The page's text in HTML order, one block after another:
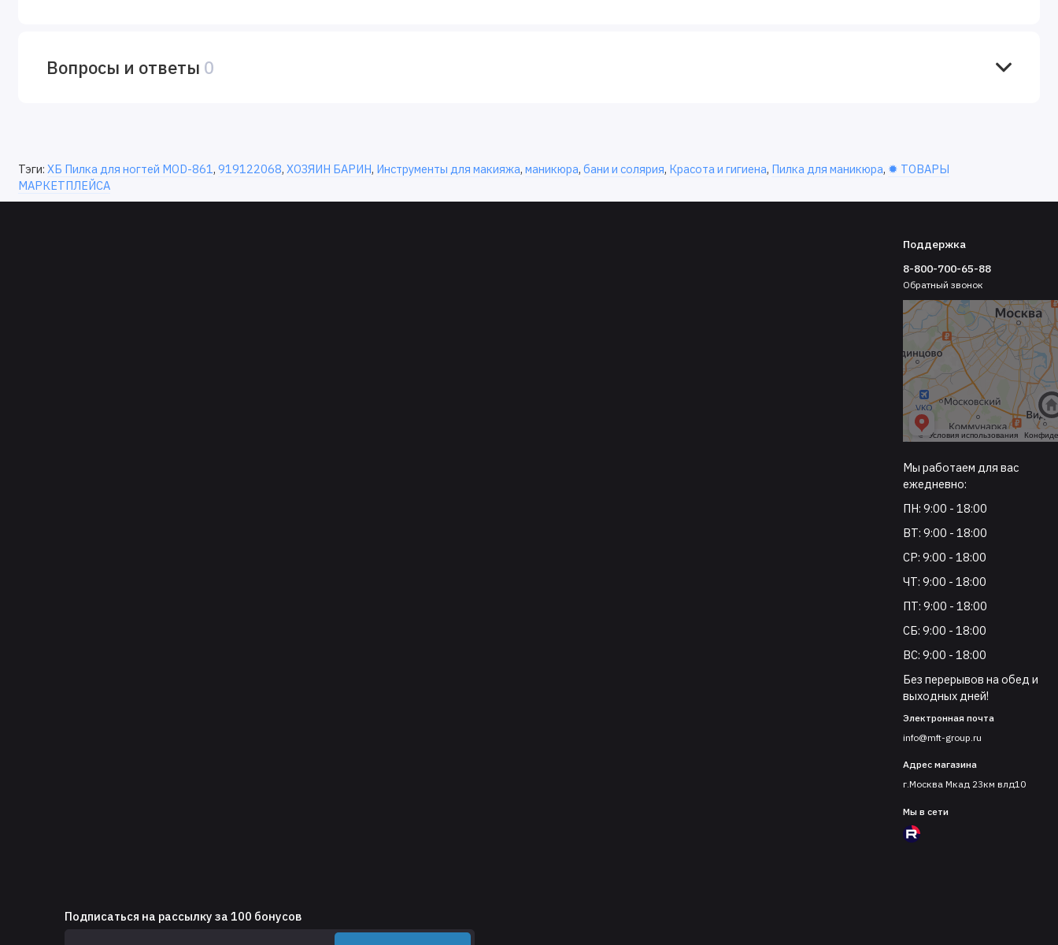
Вопросы и ответы 0
Тэги: ХБ Пилка для ногтей MOD-861, 919122068, ХОЗЯИН БАРИН, Инструменты для макияжа, маникюра, бани и солярия, Красота и гигиена, Пилка для маникюра, ✹ ТОВАРЫ
МАРКЕТПЛЕЙСА
Поддержка
8-800-700-65-88
Обратный звонок
Мы работаем для вас
ежедневно:
ПН: 9:00 - 18:00
ВТ: 9:00 - 18:00
СР: 9:00 - 18:00
ЧТ: 9:00 - 18:00
ПТ: 9:00 - 18:00
СБ: 9:00 - 18:00
ВС: 9:00 - 18:00
Без перерывов на обед и
выходных дней!
Электронная почта
info@mft-group.ru
Адрес магазина
г.Москва Мкад 23км влд10
Мы в сети
Подписаться на рассылку за 100 бонусов